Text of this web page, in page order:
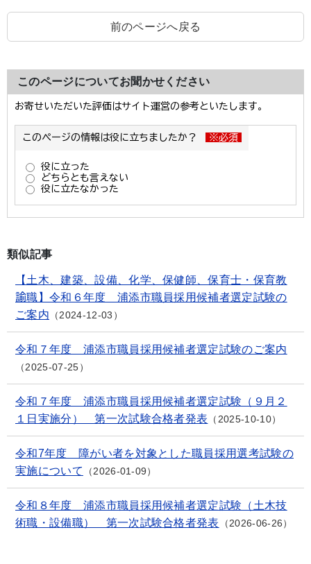
前のページへ戻る
このページについてお聞かせください
類似記事
【土木、建築、設備、化学、保健師、保育士・保育教
諭職】令和６年度 浦添市職員採用候補者選定試験の
ご案内
2024-12-03
令和７年度 浦添市職員採用候補者選定試験のご案内
2025-07-25
令和７年度 浦添市職員採用候補者選定試験（９月２
１日実施分） 第一次試験合格者発表
2025-10-10
令和7年度 障がい者を対象とした職員採用選考試験の
実施について
2026-01-09
令和８年度 浦添市職員採用候補者選定試験（土木技
術職・設備職） 第一次試験合格者発表
2026-06-26